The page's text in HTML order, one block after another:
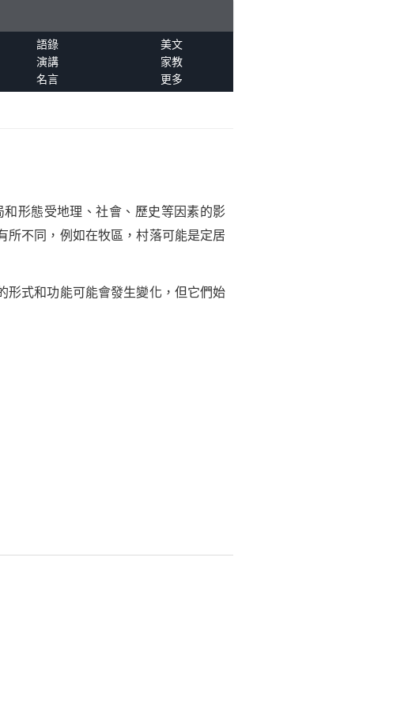
語錄
美文
演講
家教
名言 更多
形態受地理、社會、歷史等因素的影
所不同，例如在牧區，村落可能是定居
形式和功能可能會發生變化，但它們始